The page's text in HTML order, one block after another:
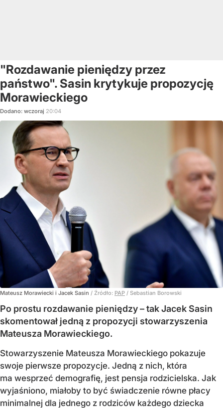
"Rozdawanie pieniędzy przez
państwo". Sasin krytykuje propozycję
Morawieckiego
Dodano: wczoraj 20:04
Mateusz Morawiecki i Jacek Sasin / Źródło: PAP / Sebastian Borowski
Po prostu rozdawanie pieniędzy – tak Jacek Sasin
skomentował jedną z propozycji stowarzyszenia
Mateusza Morawieckiego.
Stowarzyszenie Mateusza Morawieckiego pokazuje
swoje pierwsze propozycje. Jedną z nich, która
ma wesprzeć demografię, jest pensja rodzicielska. Jak
wyjaśniono, miałoby to być świadczenie równe płacy
minimalnej dla jednego z rodziców każdego dziecka